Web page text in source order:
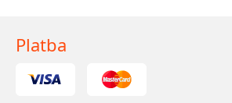
Platba